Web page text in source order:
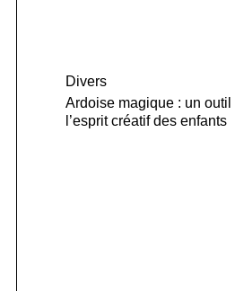
Divers
Ardoise magique : un
l’esprit créatif des enfants